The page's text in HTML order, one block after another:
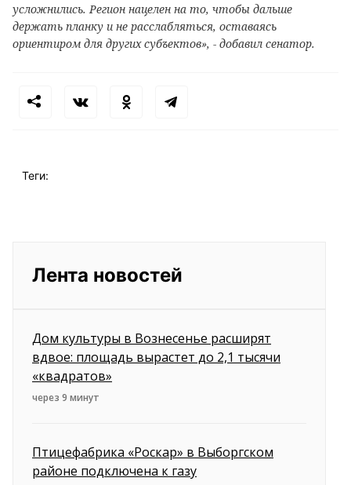
усложнились. Регион нацелен на то, чтобы дальше
держать планку и не расслабляться, оставаясь
ориентиром для других субъектов», - добавил сенатор.
Теги:
Лента новостей
Дом культуры в Вознесенье расширят
вдвое: площадь вырастет до 2,1 тысячи
«квадратов»
через 9 минут
Птицефабрика «Роскар» в Выборгском
районе подключена к газу